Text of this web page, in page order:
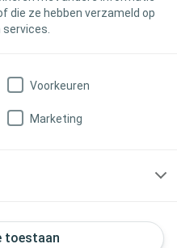
die ze hebben verzameld op
toestaan
Voorkeuren
Marketing
Ons lichaam
dat ik niet
waren.
normaal om
te gaan.